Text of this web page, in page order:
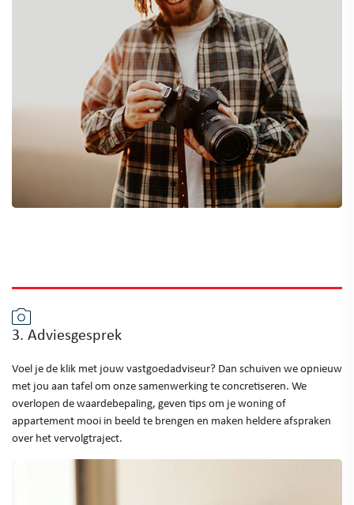
3. Adviesgesprek
Voel je de klik met jouw vastgoedadviseur? Dan schuiven we opnieuw
met jou aan tafel om onze samenwerking te concretiseren. We
overlopen de waardebepaling, geven tips om je woning of
appartement mooi in beeld te brengen en maken heldere afspraken
over het vervolgtraject.